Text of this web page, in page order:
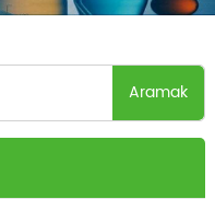
Aramak